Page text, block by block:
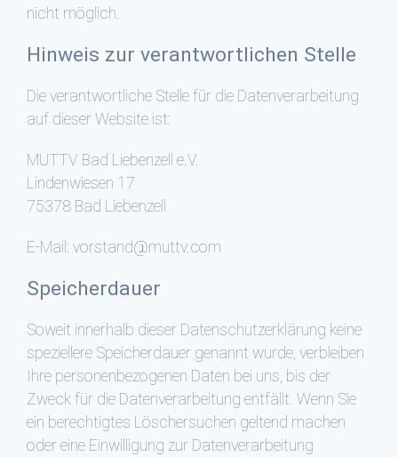
nicht möglich.
Hinweis zur verantwortlichen Stelle
Die verantwortliche Stelle für die Datenverarbeitung
auf dieser Website ist:
MUTTV Bad Liebenzell e.V.
Lindenwiesen 17
75378 Bad Liebenzell
E-Mail: vorstand@muttv.com
Speicherdauer
Soweit innerhalb dieser Datenschutzerklärung keine
speziellere Speicherdauer genannt wurde, verbleiben
Ihre personenbezogenen Daten bei uns, bis der
Zweck für die Datenverarbeitung entfällt. Wenn Sie
ein berechtigtes Löschersuchen geltend machen
oder eine Einwilligung zur Datenverarbeitung